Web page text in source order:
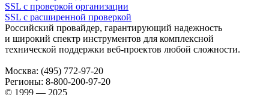
SSL с проверкой организации
SSL с расширенной проверкой
Российский провайдер, гарантирующий надежность
и широкий спектр инструментов для комплексной
технической поддержки веб-проектов любой сложности.
Москва: (495) 772-97-20
Регионы: 8-800-200-97-20
© 1999 — 2025